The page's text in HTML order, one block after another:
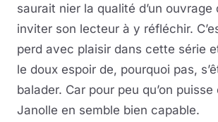
saurait nier la qualité d’un ouvrage
inviter son lecteur à y réfléchir.
perd avec plaisir dans cette série
le doux espoir de, pourquoi pas,
balader. Car pour peu qu’on
Janolle en semble bien capable.